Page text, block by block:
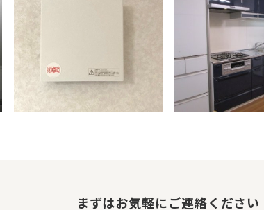
まずはお気軽にご連絡ください